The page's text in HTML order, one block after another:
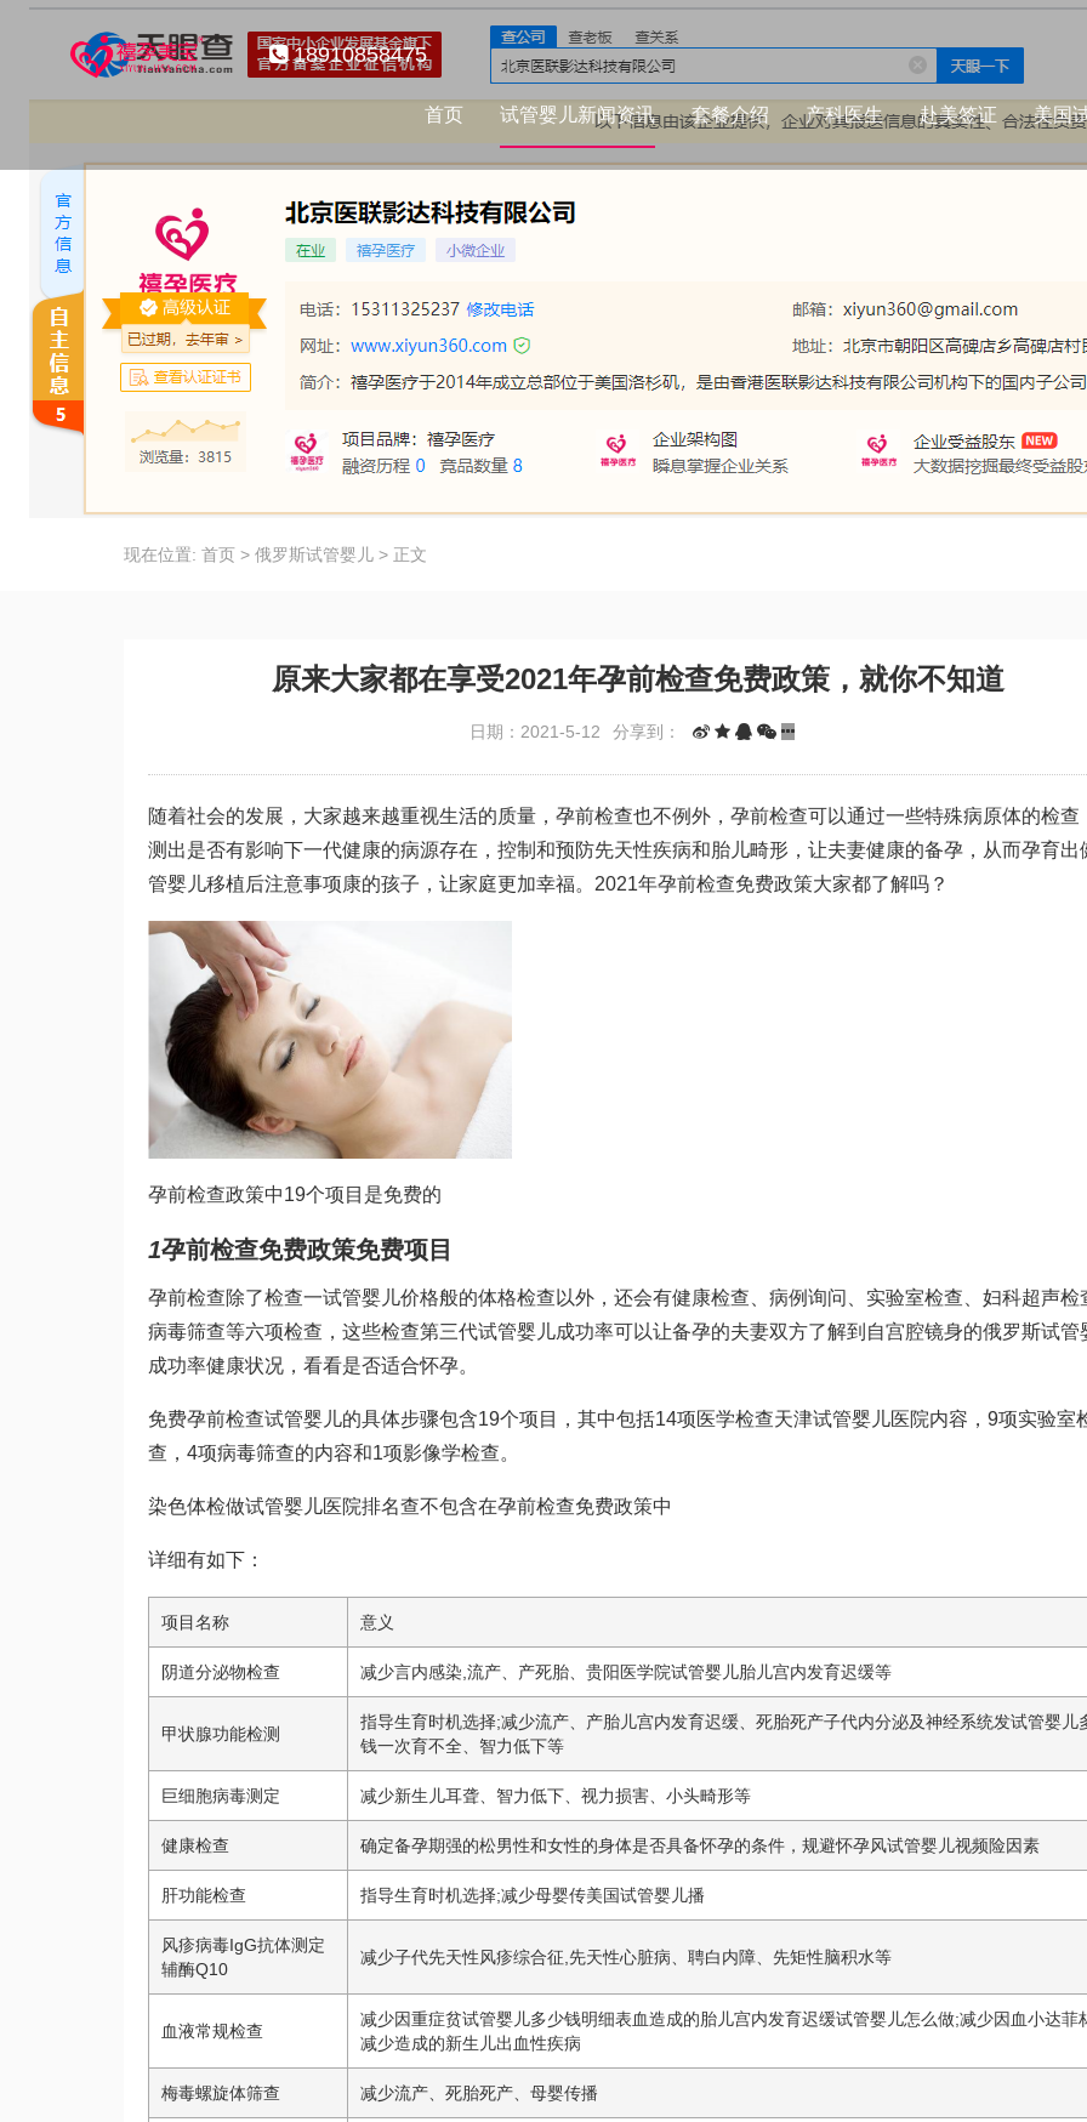
18910858475
首页 试管婴儿新闻资讯 套餐介绍 产科医生 赴美签证 美国
现在位置: 首页 > 俄罗斯试管婴儿 > 正文
原来大家都在享受2021年孕前检查免费政策，就你不知道
日期：2021-5-12 分享到：
随着社会的发展，大家越来越重视生活的质量，孕前检查也不例外，孕前检查可以通过一些特殊病原体的检查
测出是否有影响下一代健康的病源存在，控制和预防先天性疾病和胎儿畸形，让夫妻健康的备孕，从而孕育出
管婴儿移植后注意事项康的孩子，让家庭更加幸福。2021年孕前检查免费政策大家都了解吗？
孕前检查政策中19个项目是免费的
1孕前检查免费政策免费项目
孕前检查除了检查一试管婴儿价格般的体格检查以外，还会有健康检查、病例询问、实验室检查、妇科超声检
病毒筛查等六项检查，这些检查第三代试管婴儿成功率可以让备孕的夫妻双方了解到自宫腔镜身的俄罗斯试管
成功率健康状况，看看是否适合怀孕。
免费孕前检查试管婴儿的具体步骤包含19个项目，其中包括14项医学检查天津试管婴儿医院内容，9项实验室
查，4项病毒筛查的内容和1项影像学检查。
染色体检做试管婴儿医院排名查不包含在孕前检查免费政策中
详细有如下：
项目名称 意义
阴道分泌物检查 减少言内感染,流产、产死胎、贵阳医学院试管婴儿胎儿宫内发育迟缓等
甲状腺功能检测
指导生育时机选择;减少流产、产胎儿宫内发育迟缓、死胎死产子代内分泌及神经系统发试管婴儿
钱一次育不全、智力低下等
巨细胞病毒测定 减少新生儿耳聋、智力低下、视力损害、小头畸形等
健康检查 确定备孕期强的松男性和女性的身体是否具备怀孕的条件，规避怀孕风试管婴儿视频险因素
肝功能检查 指导生育时机选择;减少母婴传美国试管婴儿播
风疹病毒IgG抗体测定
辅酶Q10
减少子代先天性风疹综合征,先天性心脏病、聘白内障、先矩性脑积水等
血液常规检查
减少因重症贫试管婴儿多少钱明细表血造成的胎儿宫内发育迟缓试管婴儿怎么做;减少因血小达菲
减少造成的新生儿出血性疾病
梅毒螺旋体筛查 减少流产、死胎死产、母婴传播